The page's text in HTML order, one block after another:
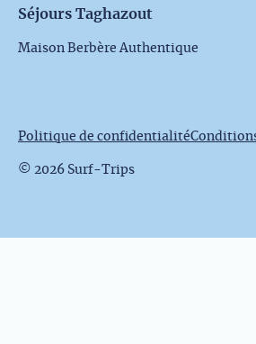
Séjours Taghazout
Maison Berbère Authentique
© 2026 Surf-Trips
Politique de confidentialité